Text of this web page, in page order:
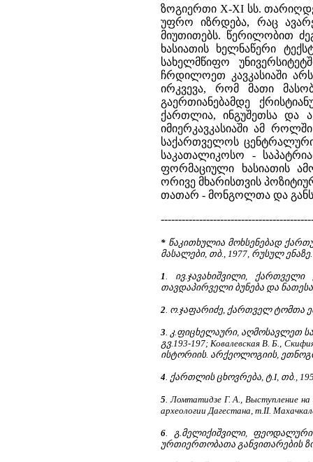
ზოგიერთი X-XI სს.
უფრო იზრდება, რაც
მიუთითებს. წერილობით
ხასიათის ხელნაწერი
სახელმწიფო
ჩრდილოეთ კავკასიაში
ირკვევა, რომ მათი
გაერთიანებამდე
ქართლია, ინგუშეთსა და
იმიერკავკასიაში ამ
საქართველოს ცენტრალური
საკათალიკოსო -
ფორმაციული ხასიათის
ორივე მხარისთვის
თათარ - მონგოლთა და
* წაკითხულია მოხსენებად
მასალები, თბ., 1977, რუსულ ენაზე.
1
. ივ.ჯავახიშვილი,
თავდაპირველი ბუნება და
2 . ო.ჯაფარიძე, ქართველ ტომთა
3 . კ.ფიცხელაური, აღმოსავლეთ
გვ.193-197; Ковалевская В. Б.,
ისტორიის. არქეოლოგიის,
4 . ქართლის ცხოვრება, ტ.I, თბ.,
5 . Ломтатидзе Г. А., Выступление
археологии Дагестана, т.II.
6 . გ.მელიქიშვილი,
ურთიერთობათა განვითარების